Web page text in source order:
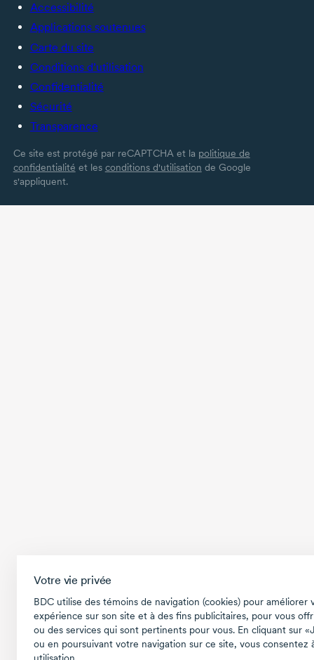
Votre vie privée
BDC utilise des témoins de navigation (cookies) pour améliorer
expérience sur son site et à des fins publicitaires, pour vous
ou des services qui sont pertinents pour vous. En cliquant sur
ou en poursuivant votre navigation sur ce site, vous consentez
Accessibilité
Applications soutenues
Carte du site
Conditions d’utilisation
Confidentialité
Sécurité
Transparence
Ce site est protégé par reCAPTCHA et la politique de
confidentialité et les conditions d'utilisation de Google
s'appliquent.